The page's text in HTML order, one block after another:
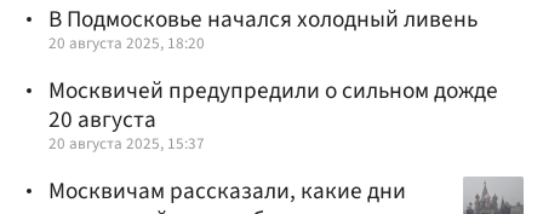
В Подмосковье начался холодный ливень
20 августа 2025, 18:20
Москвичей предупредили о сильном дожде
20 августа
20 августа 2025, 15:37
Москвичам рассказали, какие дни